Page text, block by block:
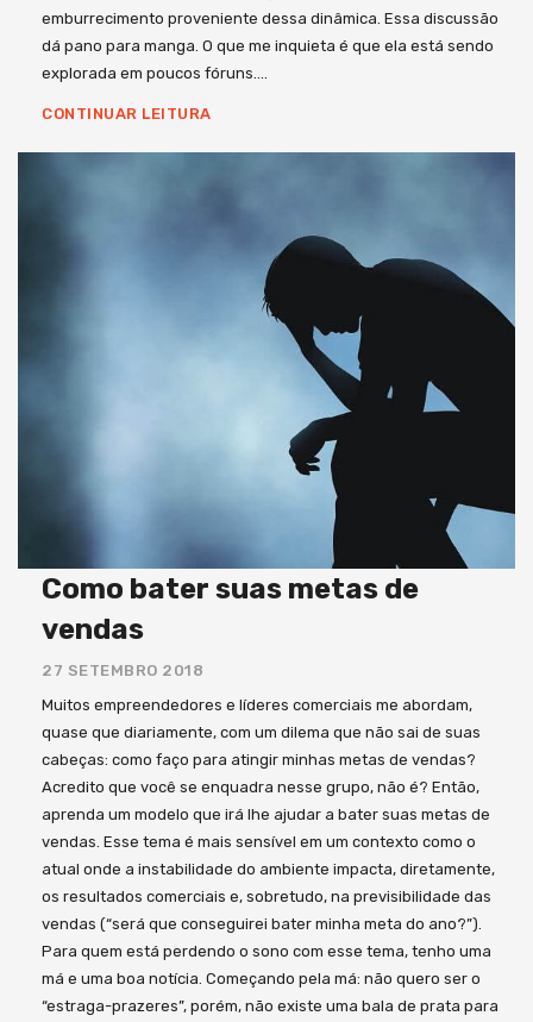
emburrecimento proveniente dessa dinâmica. Essa discussão
dá pano para manga. O que me inquieta é que ela está sendo
explorada em poucos fóruns….
CONTINUAR LEITURA
Como bater suas metas de
vendas
27 SETEMBRO 2018
Muitos empreendedores e líderes comerciais me abordam,
quase que diariamente, com um dilema que não sai de suas
cabeças: como faço para atingir minhas metas de vendas?
Acredito que você se enquadra nesse grupo, não é? Então,
aprenda um modelo que irá lhe ajudar a bater suas metas de
vendas. Esse tema é mais sensível em um contexto como o
atual onde a instabilidade do ambiente impacta, diretamente,
os resultados comerciais e, sobretudo, na previsibilidade das
vendas (“será que conseguirei bater minha meta do ano?”).
Para quem está perdendo o sono com esse tema, tenho uma
má e uma boa notícia. Começando pela má: não quero ser o
“estraga-prazeres”, porém, não existe uma bala de prata para